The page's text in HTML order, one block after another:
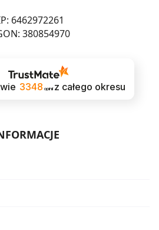
6462972261
380854970
3348 opinii z całego okresu